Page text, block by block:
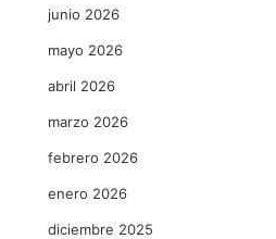
junio 2026
mayo 2026
abril 2026
marzo 2026
febrero 2026
enero 2026
diciembre 2025